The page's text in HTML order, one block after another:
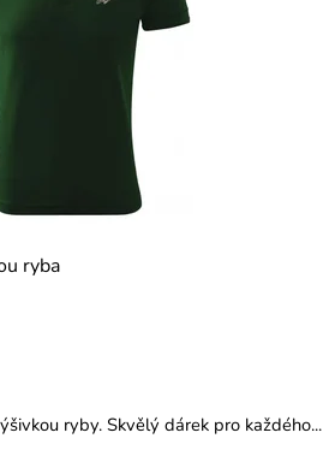
ryba
ryby. Skvělý dárek pro každého...